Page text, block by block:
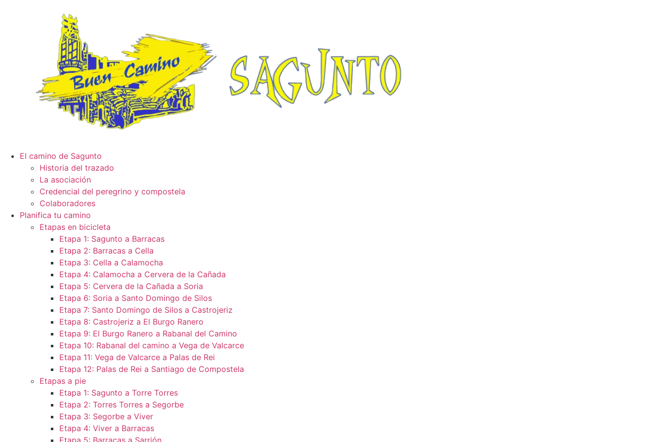
El camino de Sagunto
Historia del trazado
La asociación
Credencial del peregrino y compostela
Colaboradores
Planifica tu camino
Etapas en bicicleta
Etapa 1: Sagunto a Barracas
Etapa 2: Barracas a Cella
Etapa 3: Cella a Calamocha
Etapa 4: Calamocha a Cervera de la Cañada
Etapa 5: Cervera de la Cañada a Soria
Etapa 6: Soria a Santo Domingo de Silos
Etapa 7: Santo Domingo de Silos a Castrojeriz
Etapa 8: Castrojeriz a El Burgo Ranero
Etapa 9: El Burgo Ranero a Rabanal del Camino
Etapa 10: Rabanal del camino a Vega de Valcarce
Etapa 11: Vega de Valcarce a Palas de Rei
Etapa 12: Palas de Rei a Santiago de Compostela
Etapas a pie
Etapa 1: Sagunto a Torre Torres
Etapa 2: Torres Torres a Segorbe
Etapa 3: Segorbe a Viver
Etapa 4: Viver a Barracas
Etapa 5: Barracas a Sarrión